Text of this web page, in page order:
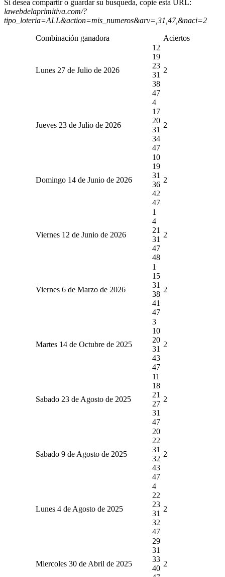
Si desea compartir o guardar su busqueda, copie esta URL:
lawebdelaprimitiva.com/?
tipo_loteria=ALL&action=mis_numeros&arv=,31,47,&naci=2
Combinación ganadora Aciertos
Lunes 27 de Julio de 2026
12
19
23
31
38
47
2
Jueves 23 de Julio de 2026
4
17
20
31
34
47
2
Domingo 14 de Junio de 2026
10
19
31
36
42
47
2
Viernes 12 de Junio de 2026
1
4
21
31
47
48
2
Viernes 6 de Marzo de 2026
1
15
31
38
41
47
2
Martes 14 de Octubre de 2025
3
10
20
31
43
47
2
Sabado 23 de Agosto de 2025
11
18
21
27
31
47
2
Sabado 9 de Agosto de 2025
20
22
31
32
43
47
2
Lunes 4 de Agosto de 2025
4
22
23
31
32
47
2
Miercoles 30 de Abril de 2025
29
31
33
40
2